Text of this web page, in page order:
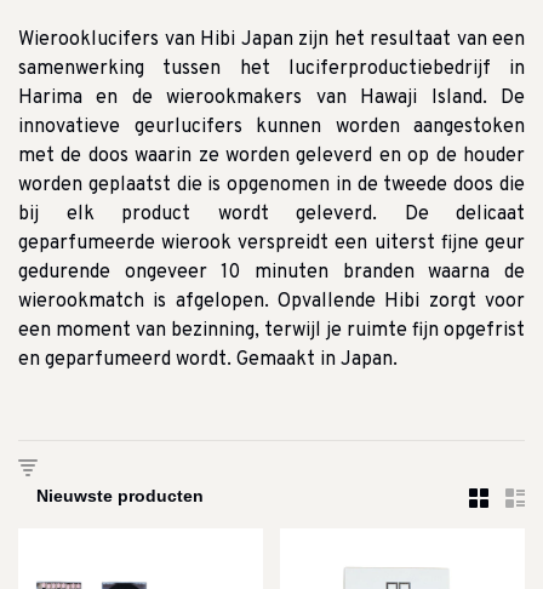
Wierooklucifers van Hibi Japan zijn het resultaat van een
samenwerking tussen het luciferproductiebedrijf in
Harima en de wierookmakers van Hawaji Island.
De
innovatieve geurlucifers kunnen worden aangestoken
met de doos waarin ze worden geleverd en op de houder
worden geplaatst die is opgenomen in de tweede doos die
bij elk product wordt geleverd.
De delicaat
geparfumeerde wierook verspreidt een uiterst fijne geur
gedurende ongeveer 10 minuten branden waarna de
wierookmatch is afgelopen. Opvallende Hibi zorgt voor
een moment van bezinning, terwijl je ruimte fijn opgefrist
en geparfumeerd wordt. Gemaakt in Japan.